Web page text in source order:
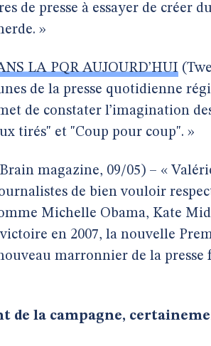
de presse à essayer de créer
»
LA PQR AUJOURD’HUI
de la presse quotidienne
de constater l’imagination
tirés" et "Coup pour coup". »
magazine, 09/05) – «
de bien vouloir
Michelle Obama, Kate
en 2007, la nouvelle
marronnier de la presse
de la campagne,